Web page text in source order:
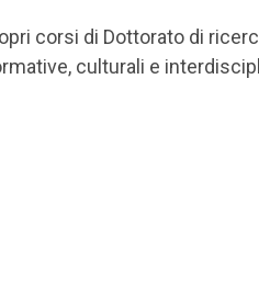
corsi di Dottorato di
culturali e